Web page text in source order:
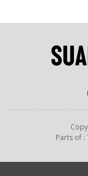
Parts of